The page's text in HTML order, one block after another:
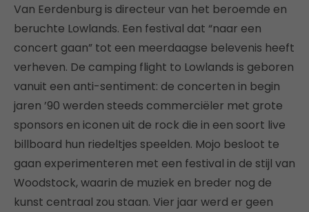
Van Eerdenburg is directeur van het beroemde en
beruchte Lowlands. Een festival dat “naar een
concert gaan” tot een meerdaagse belevenis heeft
verheven. De camping flight to Lowlands is geboren
vanuit een anti-sentiment: de concerten in begin
jaren ’90 werden steeds commerciëler met grote
sponsors en iconen uit de rock die in een soort live
billboard hun riedeltjes speelden. Mojo besloot te
gaan experimenteren met een festival in de stijl van
Woodstock, waarin de muziek en breder nog de
kunst centraal zou staan. Vier jaar werd er geen